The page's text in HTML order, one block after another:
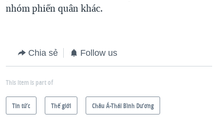
nhóm phiến quân khác.
Chia sẻ Follow us
This item is part of
Tin tức Thế giới Châu Á-Thái Bình Dương